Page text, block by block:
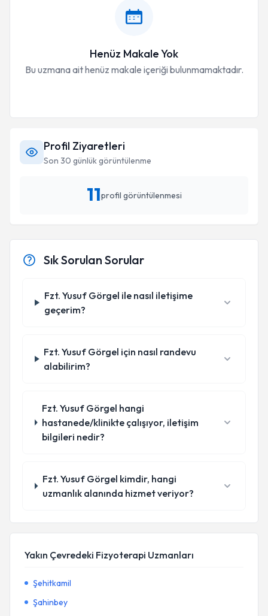
Henüz Makale Yok
Bu uzmana ait henüz makale içeriği bulunmamaktadır.
Profil Ziyaretleri
Son 30 günlük görüntülenme
11profil görüntülenmesi
Sık Sorulan Sorular
Fzt. Yusuf Görgel ile nasıl iletişime
geçerim?
Fzt. Yusuf Görgel için nasıl randevu
alabilirim?
Fzt. Yusuf Görgel hangi
hastanede/klinikte çalışıyor, iletişim
bilgileri nedir?
Fzt. Yusuf Görgel kimdir, hangi
uzmanlık alanında hizmet veriyor?
Yakın Çevredeki Fizyoterapi Uzmanları
Şehitkamil
Şahinbey